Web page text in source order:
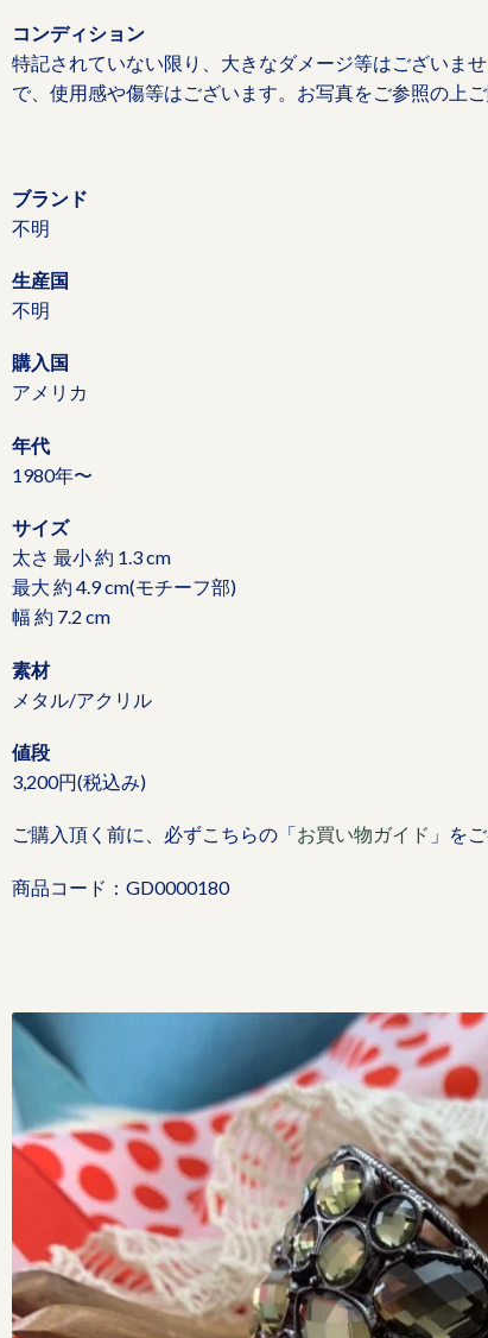
コンディション
特記されていない限り、大きなダメージ等はございま
で、使用感や傷等はございます。お写真をご参照の上
ブランド
不明
生産国
不明
購入国
アメリカ
年代
1980年〜
サイズ
太さ 最小 約 1.3 cm
最大 約 4.9 cm(モチーフ部)
幅 約 7.2 cm
素材
メタル/アクリル
値段
3,200円(税込み)
ご購入頂く前に、必ずこちらの「お買い物ガイド 」を
商品コード：GD0000180